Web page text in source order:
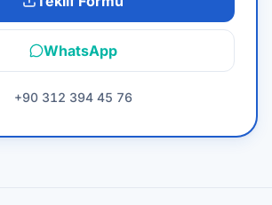
WhatsApp
+90 312 394 45 76